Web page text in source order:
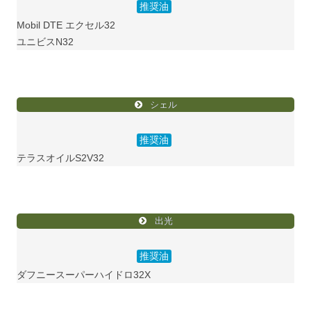
推奨油
Mobil DTE エクセル32
ユニビスN32
シェル
推奨油
テラスオイルS2V32
出光
推奨油
ダフニースーパーハイドロ32X